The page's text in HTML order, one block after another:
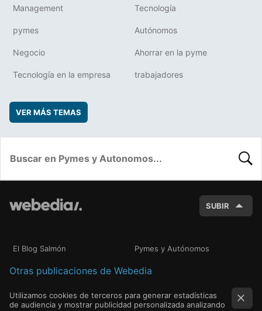
Management Tecnología
pymes Autónomos
Negocio Ahorrar en la pyme
Tecnología en la empresa trabajadores
VER MÁS TEMAS
SUBIR
El Blog Salmón Pymes y Autónomos
Otras publicaciones de Webedia
Utilizamos cookies de terceros para generar estadísticas
de audiencia y mostrar publicidad personalizada analizando